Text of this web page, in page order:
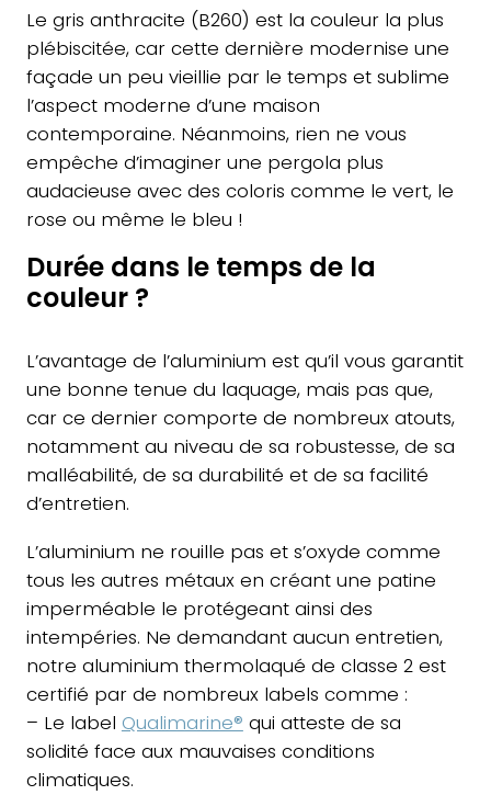
Le gris anthracite (B260) est la couleur la plus
plébiscitée, car cette dernière modernise une
façade un peu vieillie par le temps et sublime
l’aspect moderne d’une maison
contemporaine. Néanmoins, rien ne vous
empêche d’imaginer une pergola plus
audacieuse avec des coloris comme le vert, le
rose ou même le bleu !
Durée dans le temps de la
couleur ?
L’avantage de l’aluminium est qu’il vous garantit
une bonne tenue du laquage, mais pas que,
car ce dernier comporte de nombreux atouts,
notamment au niveau de sa robustesse, de sa
malléabilité, de sa durabilité et de sa facilité
d’entretien.
L’aluminium ne rouille pas et s’oxyde comme
tous les autres métaux en créant une patine
imperméable le protégeant ainsi des
intempéries. Ne demandant aucun entretien,
notre aluminium thermolaqué de classe 2 est
certifié par de nombreux labels comme :
– Le label Qualimarine® qui atteste de sa
solidité face aux mauvaises conditions
climatiques.